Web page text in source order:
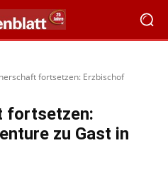
fortsetzen: Erzbischof
fortsetzen:
zu Gast in